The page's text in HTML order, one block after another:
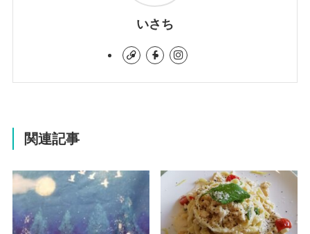
いさち
関連記事